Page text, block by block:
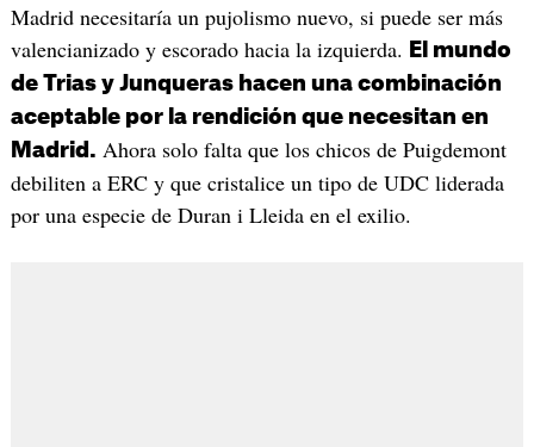
Madrid necesitaría un pujolismo nuevo, si puede ser más
valencianizado y escorado hacia la izquierda.
El mundo
de Trias y Junqueras hacen una combinación
aceptable por la rendición que necesitan en
Madrid. Ahora solo falta que los chicos de Puigdemont
debiliten a ERC y que cristalice un tipo de UDC liderada
por una especie de Duran i Lleida en el exilio.